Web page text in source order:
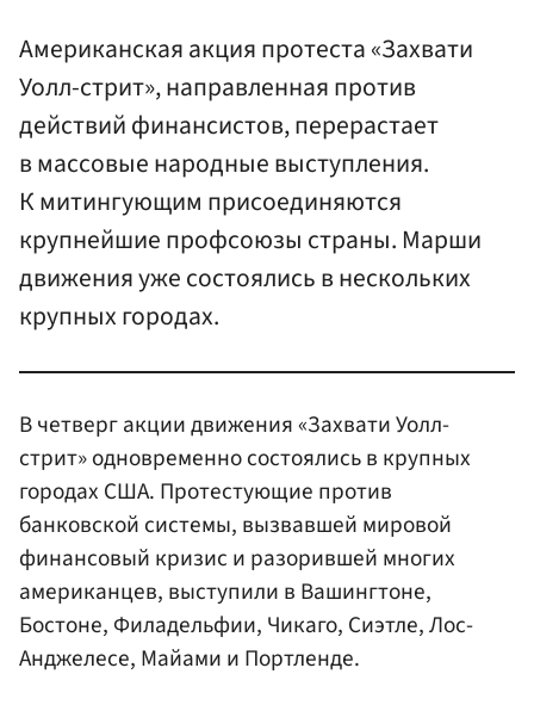
Американская акция протеста «Захвати
Уолл-стрит», направленная против
действий финансистов, перерастает
в массовые народные выступления.
К митингующим присоединяются
крупнейшие профсоюзы страны. Марши
движения уже состоялись в нескольких
крупных городах.
В четверг акции движения «Захвати Уолл-
стрит» одновременно состоялись в крупных
городах США. Протестующие против
банковской системы, вызвавшей мировой
финансовый кризис и разорившей многих
американцев, выступили в Вашингтоне,
Бостоне, Филадельфии, Чикаго, Сиэтле, Лос-
Анджелесе, Майами и Портленде.